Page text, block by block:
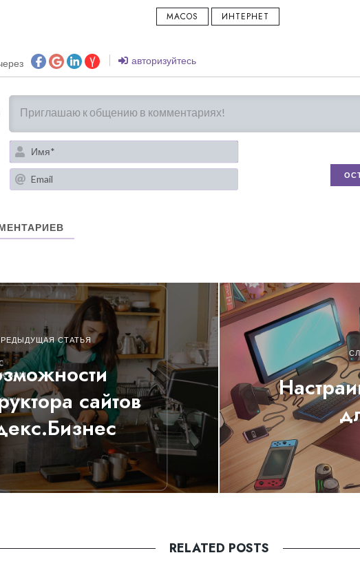
MACOS ИНТЕРНЕТ
авторизуйтесь
Имя*
Email
СТАТЬЯ
сайтов
RELATED POSTS